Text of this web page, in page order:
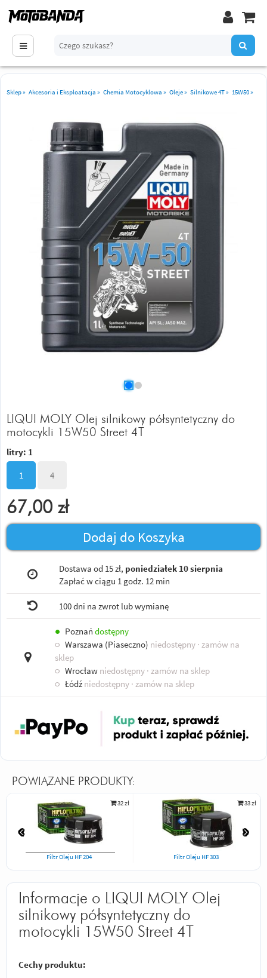
Sklep» Akcesoria i Eksploatacja » Chemia Motocyklowa » Oleje» Silnikowe 4T» 15W50»
LIQUI MOLY Olej silnikowy półsyntetyczny do
motocykli 15W50 Street 4T
litry: 1
1 4
67,00 zł
Dodaj do Koszyka
Dostawa od 15 zł, poniedziałek 10 sierpnia
Zapłać w ciągu 1 godz. 12 min
100 dni na zwrot lub wymianę
● Poznań dostępny
○ Warszawa (Piaseczno) niedostępny · zamów na
sklep
○ Wrocław niedostępny · zamów na sklep
○ Łódź niedostępny · zamów na sklep
POWIĄZANE PRODUKTY:
32 zł
Filtr Oleju HF 204
33 zł
Filtr Oleju HF 303
Informacje o LIQUI MOLY Olej
silnikowy półsyntetyczny do
motocykli 15W50 Street 4T
Cechy produktu: